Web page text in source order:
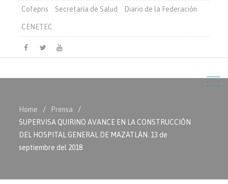
Cofepris Secretaría de Salud Diario de la Federación
CENETEC
Facebook
TwitterYoutube
Home
Prensa
SUPERVISA QUIRINO AVANCE EN LA CONSTRUCCIÓN
DEL HOSPITAL GENERAL DE MAZATLÁN. 13 de
septiembre del 2018